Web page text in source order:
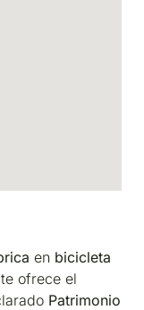
en bicicleta
ofrece el
Patrimonio